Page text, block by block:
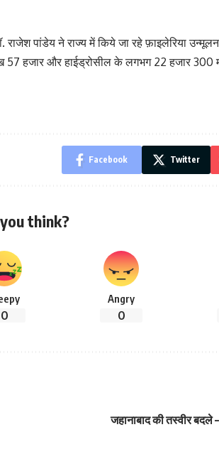
पांडेय ने राज्य में किये जा रहे फ़ाइलेरिया
57 हजार और हाईड्रोसील के लगभग 22 हजार 300
Facebook Twitter
think?
0
Angry
0
जहानाबाद की तस्वीर बदले